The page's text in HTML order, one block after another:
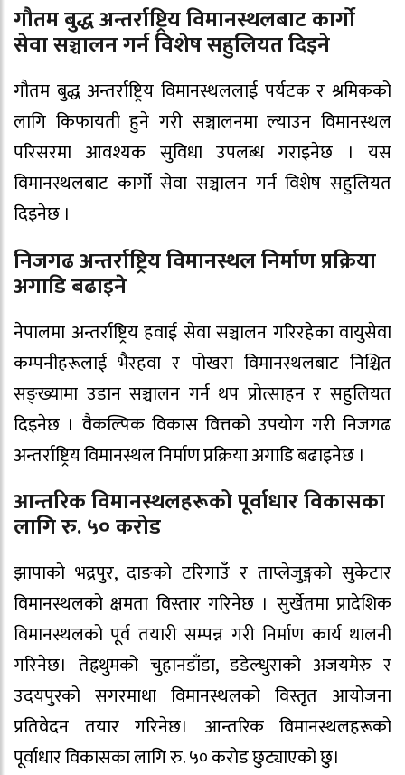
गौतम बुद्ध अन्तर्राष्ट्रिय विमानस्थलबाट कार्गो
सेवा सञ्चालन गर्न विशेष सहुलियत दिइने
गौतम बुद्ध अन्तर्राष्ट्रिय विमानस्थललाई पर्यटक र श्रमिकको
लागि किफायती हुने गरी सञ्चालनमा ल्याउन विमानस्थल
परिसरमा आवश्यक सुविधा उपलब्ध गराइनेछ । यस
विमानस्थलबाट कार्गो सेवा सञ्चालन गर्न विशेष सहुलियत
दिइनेछ ।
निजगढ अन्तर्राष्ट्रिय विमानस्थल निर्माण प्रक्रिया
अगाडि बढाइने
नेपालमा अन्तर्राष्ट्रिय हवाई सेवा सञ्चालन गरिरहेका वायुसेवा
कम्पनीहरूलाई भैरहवा र पोखरा विमानस्थलबाट निश्चित
सङ्ख्यामा उडान सञ्चालन गर्न थप प्रोत्साहन र सहुलियत
दिइनेछ । वैकल्पिक विकास वित्तको उपयोग गरी निजगढ
अन्तर्राष्ट्रिय विमानस्थल निर्माण प्रक्रिया अगाडि बढाइनेछ ।
आन्तरिक विमानस्थलहरूको पूर्वाधार विकासका
लागि रु. ५० करोड
झापाको भद्रपुर, दाङको टरिगाउँ र ताप्लेजुङ्गको सुकेटार
विमानस्थलको क्षमता विस्तार गरिनेछ । सुर्खेतमा प्रादेशिक
विमानस्थलको पूर्व तयारी सम्पन्न गरी निर्माण कार्य थालनी
गरिनेछ। तेह्रथुमको चुहानडाँडा, डडेल्धुराको अजयमेरु र
उदयपुरको सगरमाथा विमानस्थलको विस्तृत आयोजना
प्रतिवेदन तयार गरिनेछ। आन्तरिक विमानस्थलहरूको
पूर्वाधार विकासका लागि रु. ५० करोड छुट्याएको छु।